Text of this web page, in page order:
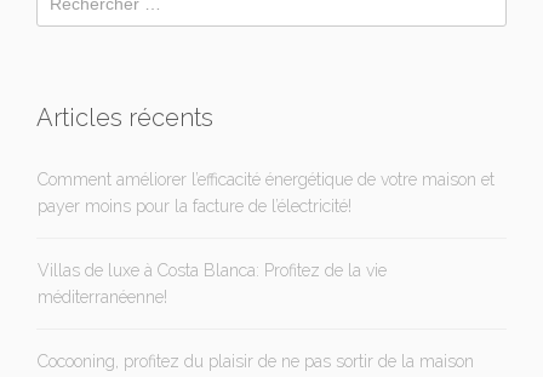
Articles récents
Comment améliorer l’efficacité énergétique de votre maison et
payer moins pour la facture de l’électricité!
Villas de luxe à Costa Blanca: Profitez de la vie
méditerranéenne!
Cocooning, profitez du plaisir de ne pas sortir de la maison